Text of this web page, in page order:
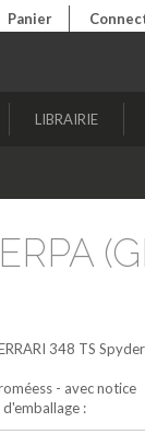
Panier
LIBRAIRIE
348 TS Spyder
- avec notice
: